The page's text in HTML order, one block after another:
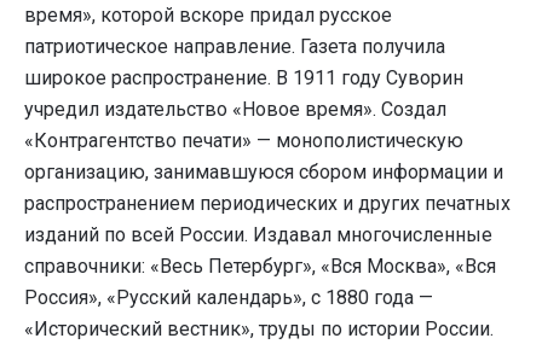
время», которой вскоре придал русское
патриотическое направление. Газета получила
широкое распространение. В 1911 году Суворин
учредил издательство «Новое время». Создал
«Контрагентство печати» — монополистическую
организацию, занимавшуюся сбором информации и
распространением периодических и других печатных
изданий по всей России. Издавал многочисленные
справочники: «Весь Петербург», «Вся Москва», «Вся
Россия», «Русский календарь», с 1880 года —
«Исторический вестник», труды по истории России.